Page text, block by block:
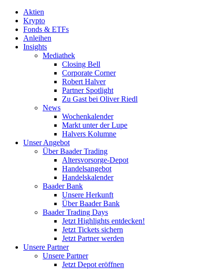
Aktien
Krypto
Fonds & ETFs
Anleihen
Insights
Mediathek
Closing Bell
Corporate Corner
Robert Halver
Partner Spotlight
Zu Gast bei Oliver Riedl
News
Wochenkalender
Markt unter der Lupe
Halvers Kolumne
Unser Angebot
Über Baader Trading
Altersvorsorge-Depot
Handelsangebot
Handelskalender
Baader Bank
Unsere Herkunft
Über Baader Bank
Baader Trading Days
Jetzt Highlights entdecken!
Jetzt Tickets sichern
Jetzt Partner werden
Unsere Partner
Unsere Partner
Jetzt Depot eröffnen